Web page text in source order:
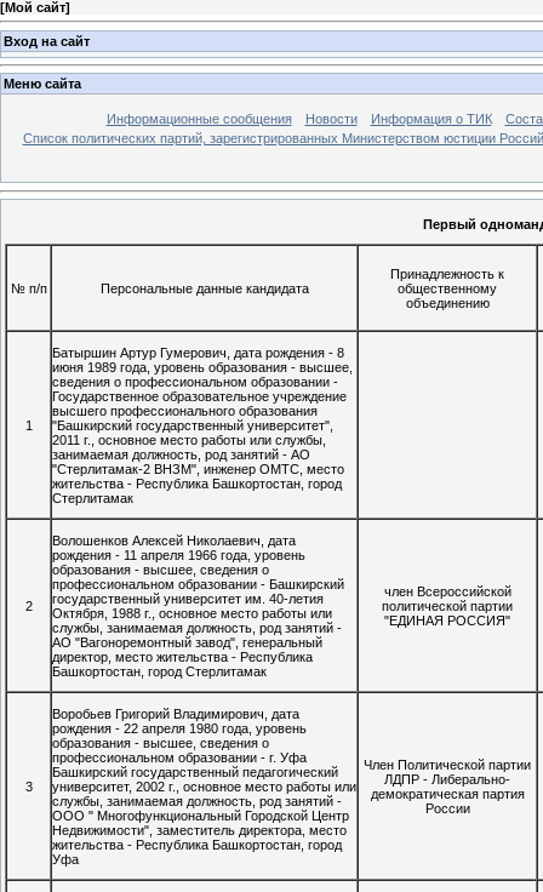
[Мой сайт]
Вход на сайт
Меню сайта
Информационные сообщения Новости Информация о ТИК
Список политических партий, зарегистрированных Министерством юстиции
Первый
№ п/п Персональные данные кандидата
Принадлежность к
общественному
объединению
1
Батыршин Артур Гумерович, дата рождения - 8
июня 1989 года, уровень образования - высшее,
сведения о профессиональном образовании -
Государственное образовательное учреждение
высшего профессионального образования
"Башкирский государственный университет",
2011 г., основное место работы или службы,
занимаемая должность, род занятий - АО
"Стерлитамак-2 ВНЗМ", инженер ОМТС, место
жительства - Республика Башкортостан, город
Стерлитамак
2
Волошенков Алексей Николаевич, дата
рождения - 11 апреля 1966 года, уровень
образования - высшее, сведения о
профессиональном образовании - Башкирский
государственный университет им. 40-летия
Октября, 1988 г., основное место работы или
службы, занимаемая должность, род занятий -
АО "Вагоноремонтный завод", генеральный
директор, место жительства - Республика
Башкортостан, город Стерлитамак
член Всероссийской
политической партии
"ЕДИНАЯ РОССИЯ"
3
Воробьев Григорий Владимирович, дата
рождения - 22 апреля 1980 года, уровень
образования - высшее, сведения о
профессиональном образовании - г. Уфа
Башкирский государственный педагогический
университет, 2002 г., основное место работы или
службы, занимаемая должность, род занятий -
ООО " Многофункциональный Городской Центр
Недвижимости", заместитель директора, место
жительства - Республика Башкортостан, город
Уфа
Член Политической партии
ЛДПР - Либерально-
демократическая партия
России